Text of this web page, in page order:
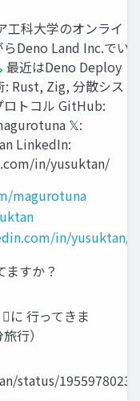
工科大学のオンライ
Deno Land Inc.でい
最近はDeno Deploy
: Rust, Zig, 分散シス
ロトコル GitHub:
𝕏:
LinkedIn:
in/yusuktan/
magurotuna
in/yusuktan/
ますか？
に 行ってきま
行）
status/